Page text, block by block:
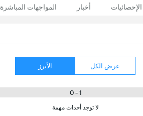
الإحصائيات أخبار المواجهات المباشرة
عرض الكل الأبرز
1 - 0
لا توجد أحداث مهمة